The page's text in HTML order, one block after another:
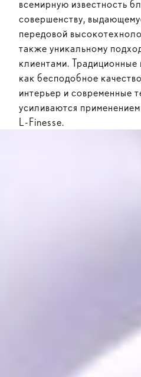
всемирную известность
совершенству,
передовой
также уникальному
клиентами. Традиционные
как бесподобное
интерьер и современные
усиливаются
L-Finesse.